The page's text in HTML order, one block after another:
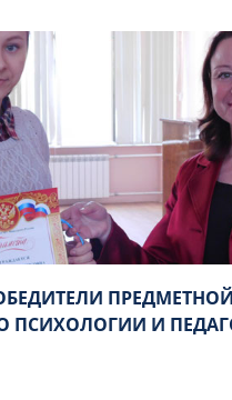
ПРЕДМЕТНОЙ
И